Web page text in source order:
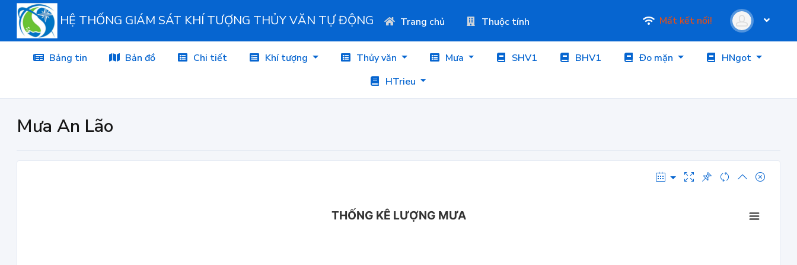
HỆ THỐNG GIÁM SÁT KHÍ TƯỢNG THỦY VĂN TỰ ĐỘNG Trang chủ Thuộc tính Mất kết nối!
Bảng tin Bản đồ Chi tiết Khí tượng Thủy văn Mưa SHV1 BHV1 Đo mặn
HNgot
HTrieu
Mưa An Lão
THỐNG KÊ LƯỢNG MƯA